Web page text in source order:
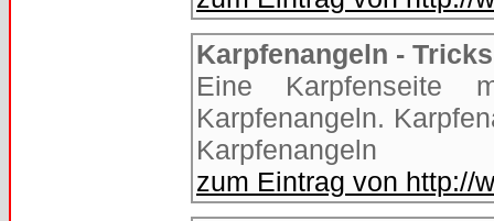
Karpfenangeln - Tricks
Eine
Karpfenangeln.
Karpfenangeln
zum Eintrag von http://